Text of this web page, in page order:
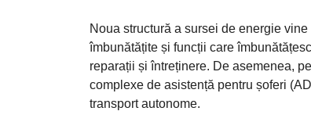
Noua structură a sursei de energie
îmbunătățite și funcții care
reparații și întreținere. De asemenea,
complexe de asistență pentru șoferi
transport autonome.